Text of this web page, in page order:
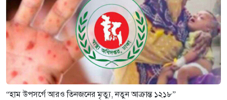
“হাম উপসর্গে আরও তিনজনের মৃত্যু, নতুন আক্রান্ত ১২১৮”